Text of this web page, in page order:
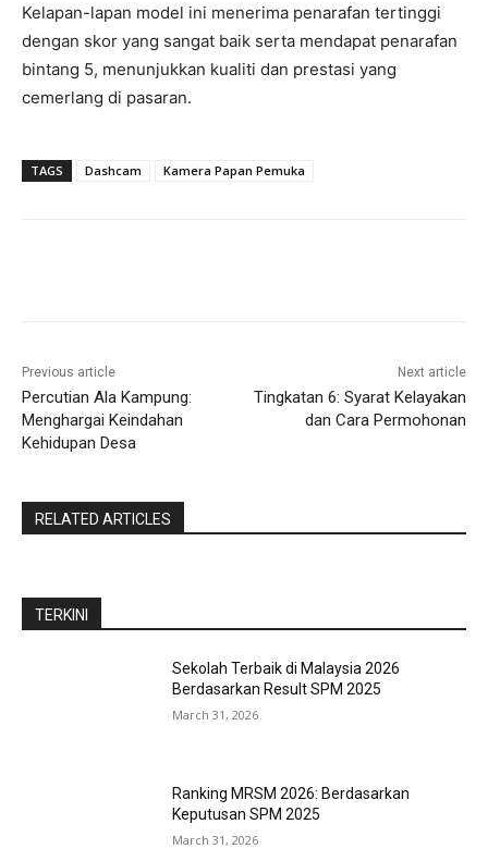
Kelapan-lapan model ini menerima penarafan tertinggi
dengan skor yang sangat baik serta mendapat penarafan
bintang 5, menunjukkan kualiti dan prestasi yang
cemerlang di pasaran.
TAGS Dashcam Kamera Papan Pemuka
Previous article
Percutian Ala Kampung:
Menghargai Keindahan
Kehidupan Desa
Next article
Tingkatan 6: Syarat Kelayakan
dan Cara Permohonan
RELATED ARTICLES
TERKINI
Sekolah Terbaik di Malaysia 2026
Berdasarkan Result SPM 2025
March 31, 2026
Ranking MRSM 2026: Berdasarkan
Keputusan SPM 2025
March 31, 2026